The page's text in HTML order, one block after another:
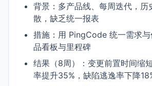
背景：多产品线、每周迭代，历
散，缺乏统一报表
措施：用 PingCode 统一需求
品看板与里程碑
结果（8周）：变更前置时间缩
率提升35%，缺陷逃逸率下降